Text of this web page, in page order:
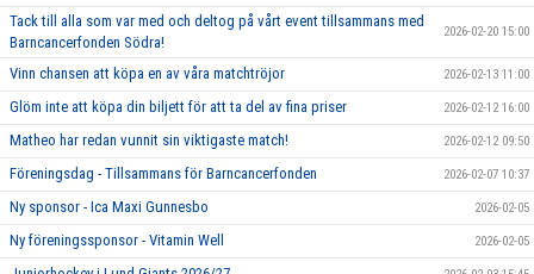
Tack till alla som var med och deltog på vårt event tillsammans med
Barncancerfonden Södra!
2026-02-20 15:00
Vinn chansen att köpa en av våra matchtröjor 2026-02-13 11:00
Glöm inte att köpa din biljett för att ta del av fina priser 2026-02-12 16:00
Matheo har redan vunnit sin viktigaste match! 2026-02-12 09:50
Föreningsdag - Tillsammans för Barncancerfonden 2026-02-07 10:37
Ny sponsor - Ica Maxi Gunnesbo 2026-02-05
Ny föreningssponsor - Vitamin Well 2026-02-05